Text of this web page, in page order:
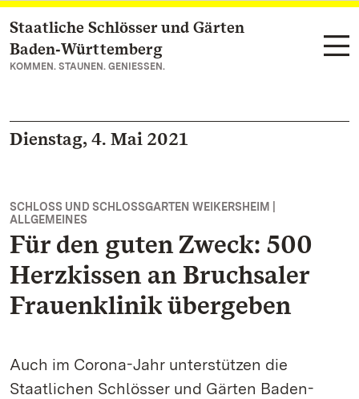
Zum Hauptinhalt springen
Staatliche Schlösser und Gärten
Baden‑Württemberg
KOMMEN. STAUNEN. GENIESSEN.
Dienstag, 4. Mai 2021
SCHLOSS UND SCHLOSSGARTEN WEIKERSHEIM |
ALLGEMEINES
Für den guten Zweck: 500
Herzkissen an Bruchsaler
Frauenklinik übergeben
Auch im Corona-Jahr unterstützen die
Staatlichen Schlösser und Gärten Baden-